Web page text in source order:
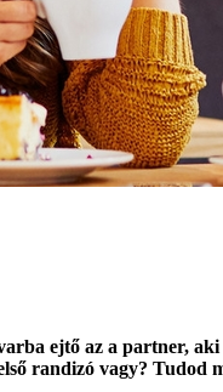
ejtő az a partner,
randizó vagy?